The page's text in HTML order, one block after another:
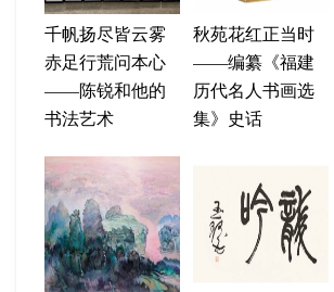
千帆扬尽皆云雾
赤足行荒问本心
——陈锐和他的
书法艺术
秋苑花红正当时
——编纂《福建
历代名人书画选
集》史话